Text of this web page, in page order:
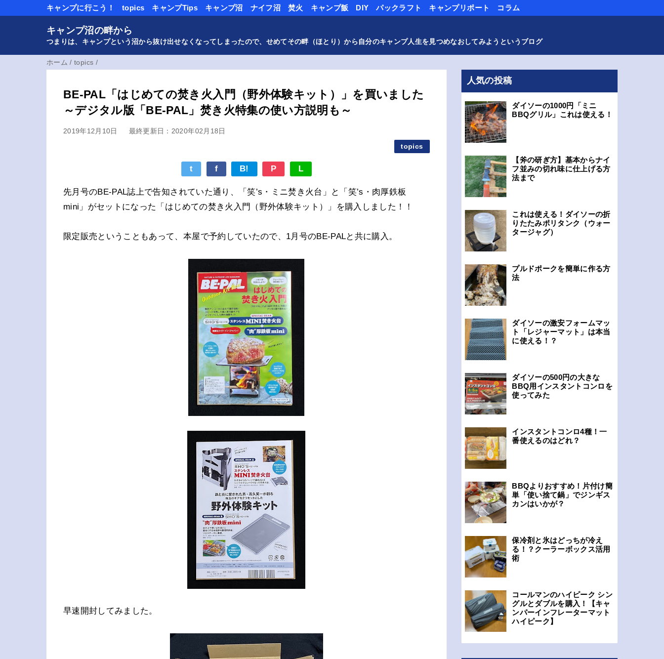
キャンプに行こう！ topics キャンプTips キャンプ沼 ナイフ沼 焚火 キャンプ飯 DIY パックラフト キャンプリポート コラム
キャンプ沼の畔から
つまりは、キャンプという沼から抜け出せなくなってしまったので、せめてその畔（ほとり）から自分のキャンプ人生を見つめなおしてみようというブログ
ホーム /topics /
BE-PAL「はじめての焚き火入門（野外体験キット）」を買いました
～デジタル版「BE-PAL」焚き火特集の使い方説明も～
2019年12月10日 最終更新日：2020年02月18日
topics
t f B! P L
先月号のBE-PAL誌上で告知されていた通り、「笑’s・ミニ焚き火台」と「笑’s・肉厚鉄板
mini」がセットになった「はじめての焚き火入門（野外体験キット）」を購入しました！！
限定販売ということもあって、本屋で予約していたので、1月号のBE-PALと共に購入。
早速開封してみました。
人気の投稿
ダイソーの1000円「ミニ
BBQグリル」これは使える！
【斧の研ぎ方】基本からナイ
フ並みの切れ味に仕上げる方
法まで
これは使える！ダイソーの折
りたたみポリタンク（ウォー
タージャグ）
プルドポークを簡単に作る方
法
ダイソーの激安フォームマッ
ト「レジャーマット」は本当
に使える！？
ダイソーの500円の大きな
BBQ用インスタントコンロを
使ってみた
インスタントコンロ4種！一
番使えるのはどれ？
BBQよりおすすめ！片付け簡
単「使い捨て鍋」でジンギス
カンはいかが？
保冷剤と氷はどっちが冷え
る！？クーラーボックス活用
術
コールマンのハイピーク シン
グルとダブルを購入！【キャ
ンパーインフレーターマット
ハイピーク】